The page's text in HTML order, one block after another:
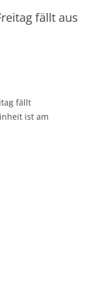
fällt aus
fällt
ist am